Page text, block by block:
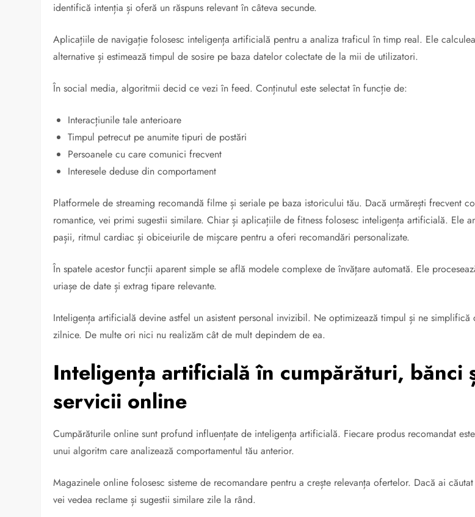
identifică intenția și oferă un răspuns relevant în câteva secunde.
Aplicațiile de navigație folosesc inteligența artificială pentru a analiza traficul în timp real. Ele
alternative și estimează timpul de sosire pe baza datelor colectate de la mii de utilizatori.
În social media, algoritmii decid ce vezi în feed. Conținutul este selectat în funcție de:
Interacțiunile tale anterioare
Timpul petrecut pe anumite tipuri de postări
Persoanele cu care comunici frecvent
Interesele deduse din comportament
Platformele de streaming recomandă filme și seriale pe baza istoricului tău. Dacă urmărești frecvent
romantice, vei primi sugestii similare. Chiar și aplicațiile de fitness folosesc inteligența artificială. Ele
pașii, ritmul cardiac și obiceiurile de mișcare pentru a oferi recomandări personalizate.
În spatele acestor funcții aparent simple se află modele complexe de învățare automată. Ele
uriașe de date și extrag tipare relevante.
Inteligența artificială devine astfel un asistent personal invizibil. Ne optimizează timpul și ne simplifică
zilnice. De multe ori nici nu realizăm cât de mult depindem de ea.
Inteligența artificială în cumpărături, bănci
servicii online
Cumpărăturile online sunt profund influențate de inteligența artificială. Fiecare produs recomandat
unui algoritm care analizează comportamentul tău anterior.
Magazinele online folosesc sisteme de recomandare pentru a crește relevanța ofertelor. Dacă ai
vei vedea reclame și sugestii similare zile la rând.